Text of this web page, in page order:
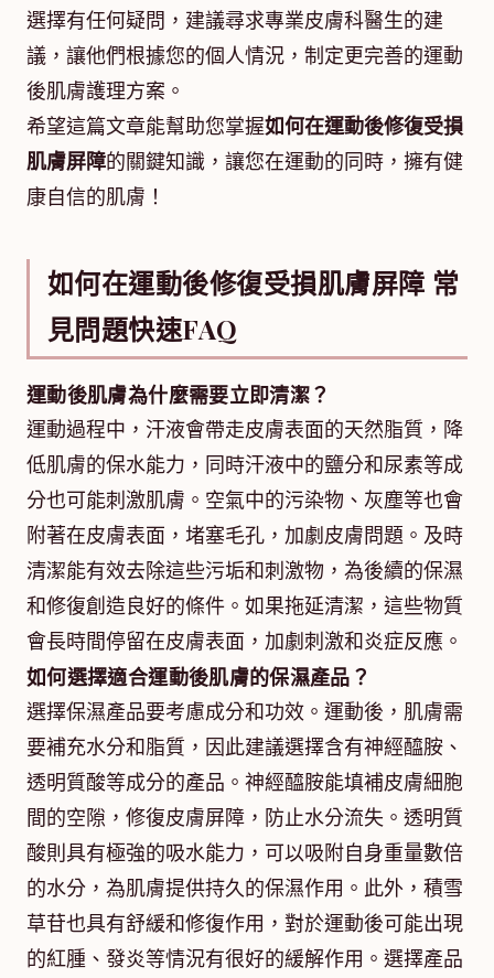
選擇有任何疑問，建議尋求專業皮膚科醫生的建
議，讓他們根據您的個人情況，制定更完善的運動
後肌膚護理方案。
希望這篇文章能幫助您掌握如何在運動後修復受損
肌膚屏障的關鍵知識，讓您在運動的同時，擁有健
康自信的肌膚！
如何在運動後修復受損肌膚屏障 常
見問題快速FAQ
運動後肌膚為什麼需要立即清潔？
運動過程中，汗液會帶走皮膚表面的天然脂質，降
低肌膚的保水能力，同時汗液中的鹽分和尿素等成
分也可能刺激肌膚。空氣中的污染物、灰塵等也會
附著在皮膚表面，堵塞毛孔，加劇皮膚問題。及時
清潔能有效去除這些污垢和刺激物，為後續的保濕
和修復創造良好的條件。如果拖延清潔，這些物質
會長時間停留在皮膚表面，加劇刺激和炎症反應。
如何選擇適合運動後肌膚的保濕產品？
選擇保濕產品要考慮成分和功效。運動後，肌膚需
要補充水分和脂質，因此建議選擇含有神經醯胺、
透明質酸等成分的產品。神經醯胺能填補皮膚細胞
間的空隙，修復皮膚屏障，防止水分流失。透明質
酸則具有極強的吸水能力，可以吸附自身重量數倍
的水分，為肌膚提供持久的保濕作用。此外，積雪
草苷也具有舒緩和修復作用，對於運動後可能出現
的紅腫、發炎等情況有很好的緩解作用。選擇產品